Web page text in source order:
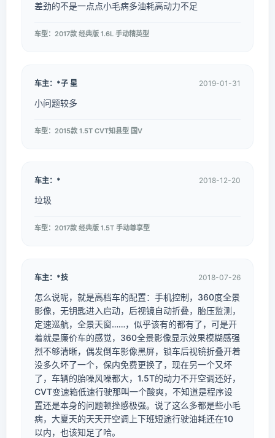
差劲的不是一点点小毛病多油耗高动力不足
车型：2017款 经典版 1.6L 手动精英型
车主：*子 星 2019-01-31
小问题较多
车型：2015款 1.5T CVT知县型 国V
车主：*ㅤ 2018-12-20
垃圾
车型：2017款 经典版 1.5T 手动尊享型
车主：*技 2018-07-26
怎么说呢，就是高档车的配置：手机控制，360度全景
影像，无钥匙进入启动，后视镜自动折叠，胎压监测，
定速巡航，全景天窗……，似乎该有的都有了，可是开
着就是廉价车的感觉，360全景影像显示效果模糊感强
烈不够清晰，偶发倒车影像黑屏，锁车后视镜折叠开着
没多久坏了一个，保内免费更换了，现在另一个又坏
了，车辆的胎噪风噪都大，1.5T的动力不开空调还好，
CVT变速箱低速行驶那叫一个酸爽，不知道是程序设
置还是本身的问题顿挫感极强。说了这么多都是些小毛
病，大夏天的天天开空调上下班短途行驶油耗还在10
以内，也该知足了哈。